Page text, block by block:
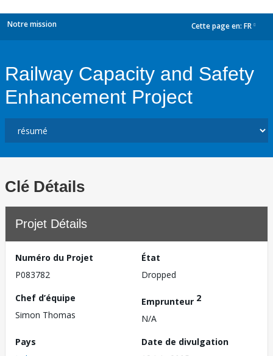
Notre mission Cette page en: FR
Railway Capacity and Safety
Enhancement Project
Clé Détails
Projet Détails
Numéro du Projet
P083782
État
Dropped
Chef d’équipe
Simon Thomas
Emprunteur 2
N/A
Pays
Date de divulgation